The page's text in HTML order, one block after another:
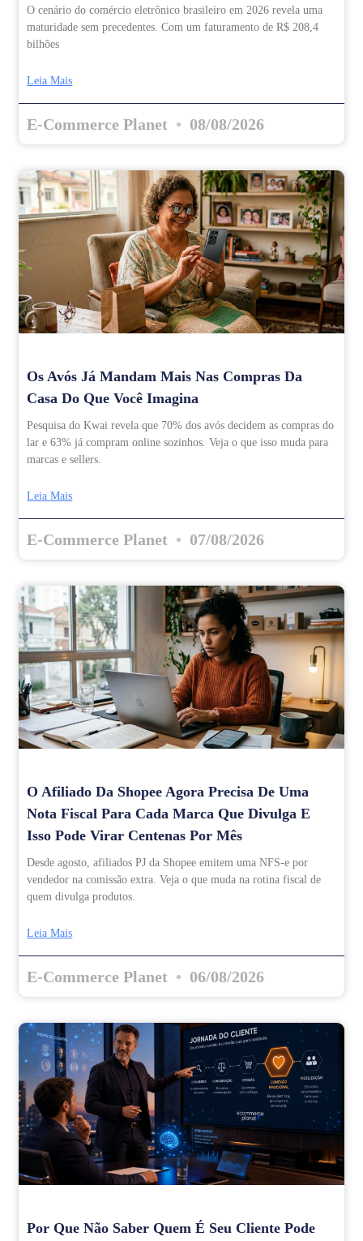
O cenário do comércio eletrônico brasileiro em 2026 revela uma
maturidade sem precedentes. Com um faturamento de R$ 208,4
bilhões
Leia Mais
E-Commerce Planet 08/08/2026
Os Avós Já Mandam Mais Nas Compras Da
Casa Do Que Você Imagina
Pesquisa do Kwai revela que 70% dos avós decidem as compras do
lar e 63% já compram online sozinhos. Veja o que isso muda para
marcas e sellers.
Leia Mais
E-Commerce Planet 07/08/2026
O Afiliado Da Shopee Agora Precisa De Uma
Nota Fiscal Para Cada Marca Que Divulga E
Isso Pode Virar Centenas Por Mês
Desde agosto, afiliados PJ da Shopee emitem uma NFS-e por
vendedor na comissão extra. Veja o que muda na rotina fiscal de
quem divulga produtos.
Leia Mais
E-Commerce Planet 06/08/2026
Por Que Não Saber Quem É Seu Cliente Pode